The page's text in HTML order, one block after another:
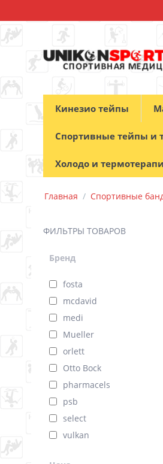
Кинезио тейпы
Спортивные тейпы и
Холодо и
Главная / Спортивные
ФИЛЬТРЫ ТОВАРОВ
Бренд
fosta
mcdavid
medi
Mueller
orlett
Otto Bock
pharmacels
psb
select
vulkan